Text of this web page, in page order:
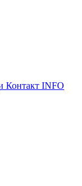
Контакт INFO